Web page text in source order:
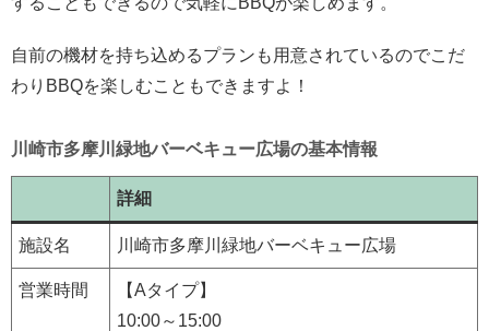
自前の機材を持ち込めるプランも用意されているのでこだ
わりBBQを楽しむこともできますよ！
川崎市多摩川緑地バーベキュー広場の基本情報
詳細
施設名 川崎市多摩川緑地バーベキュー広場
営業時間
【Aタイプ】
10:00～15:00